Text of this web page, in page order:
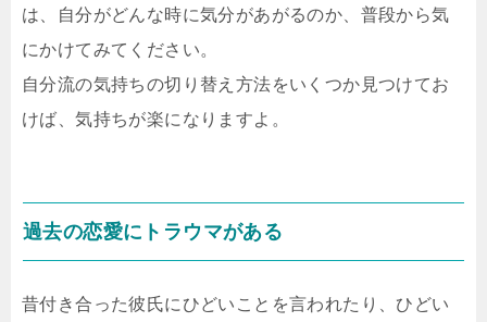
は、自分がどんな時に気分があがるのか、普段から気
にかけてみてください。
自分流の気持ちの切り替え方法をいくつか見つけてお
けば、気持ちが楽になりますよ。
過去の恋愛にトラウマがある
昔付き合った彼氏にひどいことを言われたり、ひどい